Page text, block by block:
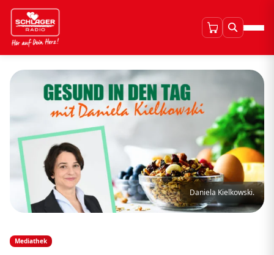
Daniela Kielkowski.
Mediathek